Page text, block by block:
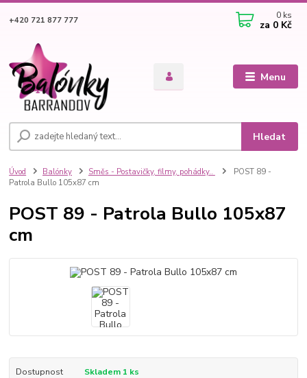
Menu
Hledat
+420 721 877 777 0 ks
za 0 Kč
Úvod Balónky Směs - Postavičky, filmy, pohádky..
POST 89 -
Patrola Bullo 105x87 cm
POST 89 - Patrola Bullo 105x87
cm
Dostupnost Skladem 1 ks